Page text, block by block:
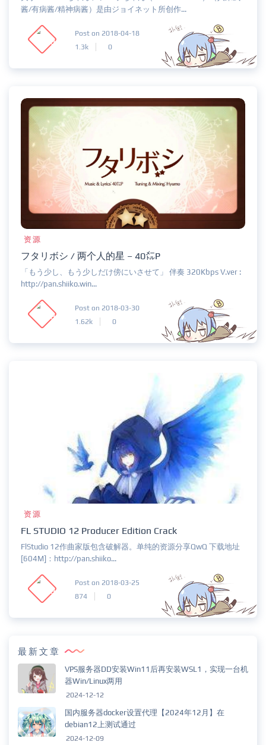
酱/有病酱/精神病酱）是由ジョイネット所创作...
Post on 2018-04-18
1.3k
0
资源
フタリボシ / 两个人的星 – 40㍍P
「もう少し、もう少しだけ傍にいさせて」 伴奏 320Kbps V.ver :
http://pan.shiiko.win...
Post on 2018-03-30
1.62k
0
资源
FL STUDIO 12 Producer Edition Crack
FlStudio 12作曲家版包含破解器。单纯的资源分享QwQ 下载地址
[604M]：http://pan.shiiko...
Post on 2018-03-25
874
0
最新文章
VPS服务器DD安装Win11后再安装WSL1，实现一台机
器Win/Linux两用
2024-12-12
国内服务器docker设置代理【2024年12月】在
debian12上测试通过
2024-12-09